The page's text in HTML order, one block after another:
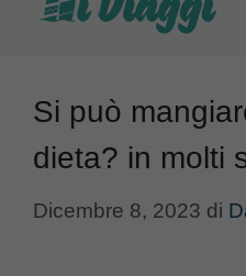
Si può
dieta? in molti
Dicembre 8, 2023 di